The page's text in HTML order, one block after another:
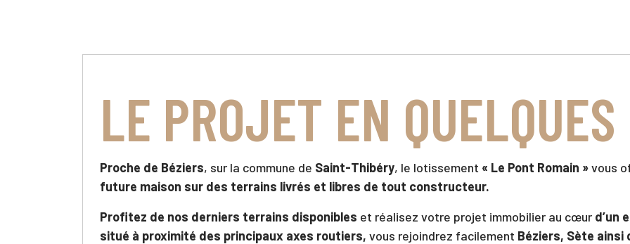
LE PROJET EN
Proche de Béziers, sur la commune de Saint-Thibéry, le lotissement « Le Pont Romain »vous
future maison sur des terrains livrés et libres de tout constructeur.
Profitez de nos derniers terrains disponibles et réalisez votre projet immobilier au cœur d’un
situé à proximité des principaux axes routiers, vous rejoindrez facilement Béziers, Sète ainsi